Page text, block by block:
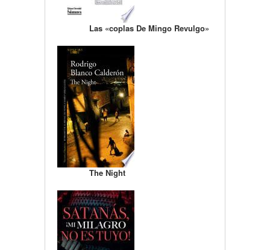
Las «coplas De Mingo Revulgo»
The Night